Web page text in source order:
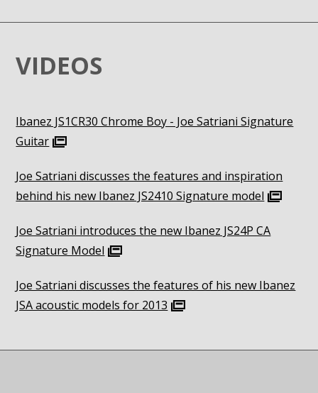
VIDEOS
Ibanez JS1CR30 Chrome Boy - Joe Satriani Signature
Guitar
Joe Satriani discusses the features and inspiration
behind his new Ibanez JS2410 Signature model
Joe Satriani introduces the new Ibanez JS24P CA
Signature Model
Joe Satriani discusses the features of his new Ibanez
JSA acoustic models for 2013